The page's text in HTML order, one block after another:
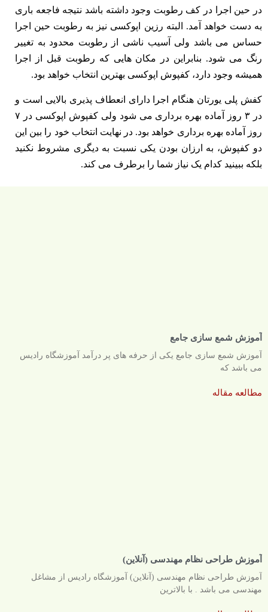
در حین اجرا در کف رطوبت وجود داشته باشد نتیجه فاجعه باری
به دست خواهد آمد. البته رزین اپوکسی نیز به رطوبت حین اجرا
حساس می باشد ولی آسیب ناشی از رطوبت محدود به تغییر
رنگ می شود. بنابراین در مکان هایی که رطوبت قبل از اجرا
همیشه وجود دارد، کفپوش اپوکسی بهترین انتخاب خواهد بود.
کفش پلی یورتان هنگام اجرا دارای انعطاف پذیری بالایی است و
در ۳ روز آماده بهره برداری می شود ولی کفپوش اپوکسی در ۷
روز آماده بهره برداری خواهد بود. در نهایت انتخاب خود را بین این
دو کفپوش، به ارزان بودن یکی نسبت به دیگری مشروط نکنید
بلکه ببینید کدام یک نیاز شما را برطرف می کند.
آموزش شمع سازی جامع
آموزش شمع سازی جامع یکی از حرفه های پر درآمد آموزشگاه رادیس
می باشد که
مطالعه مقاله
آموزش طراحی نظام مهندسی (آنلاین)
آموزش طراحی نظام مهندسی (آنلاین) آموزشگاه رادیس از مشاغل
مهندسی می باشد . با بالاترین